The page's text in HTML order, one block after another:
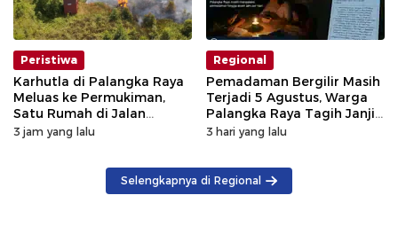
Peristiwa
Karhutla di Palangka Raya
Meluas ke Permukiman,
Satu Rumah di Jalan
Kalibata Hangus Terbakar
3 jam yang lalu
Regional
Pemadaman Bergilir Masih
Terjadi 5 Agustus, Warga
Palangka Raya Tagih Janji
GM PLN Kaltengsel
3 hari yang lalu
Selengkapnya di Regional